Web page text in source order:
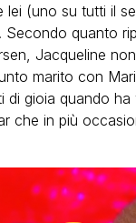
lei (uno su tutti il
Secondo quanto
Jacqueline
marito con
di gioia quando
che in più